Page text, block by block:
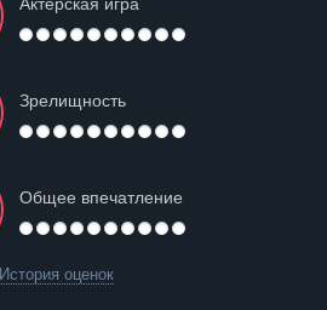
Зрелищность
Общее впечатление
История оценок